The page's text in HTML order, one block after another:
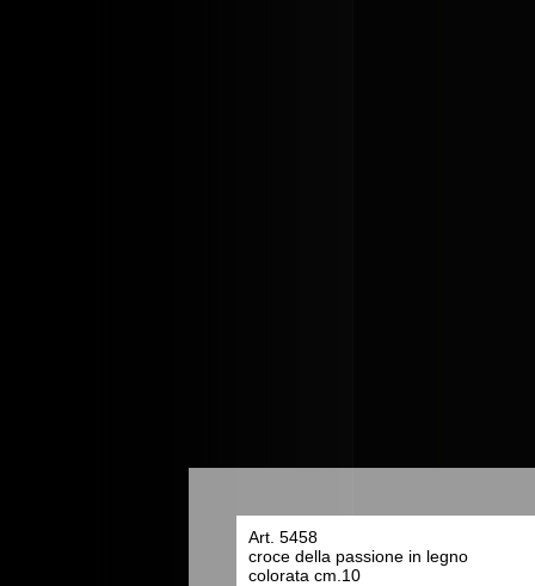
Art. 5458
croce della passione in legno
colorata cm.10